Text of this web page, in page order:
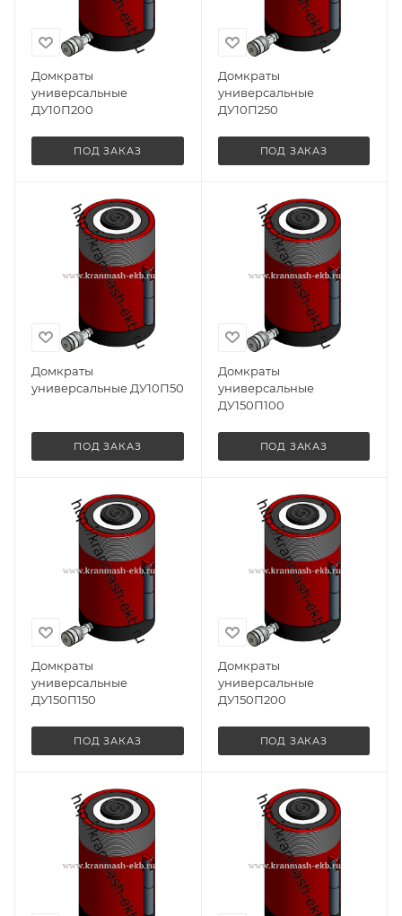
Домкраты
универсальные
ДУ10П200
ПОД ЗАКАЗ
Домкраты
универсальные
ДУ10П250
ПОД ЗАКАЗ
Домкраты
универсальные ДУ10П50
ПОД ЗАКАЗ
Домкраты
универсальные
ДУ150П100
ПОД ЗАКАЗ
Домкраты
универсальные
ДУ150П150
ПОД ЗАКАЗ
Домкраты
универсальные
ДУ150П200
ПОД ЗАКАЗ